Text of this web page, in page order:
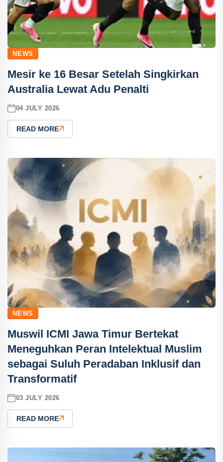
NEWS
Mesir ke 16 Besar Setelah Singkirkan
Australia Lewat Adu Penalti
04 JULY 2026
READ MORE
NEWS
Muswil ICMI Jawa Timur Bertekat
Meneguhkan Peran Intelektual Muslim
sebagai Suluh Peradaban Inklusif dan
Transformatif
03 JULY 2026
READ MORE